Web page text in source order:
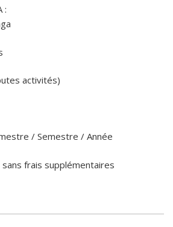
:
activités)
/ Semestre / Année
frais supplémentaires